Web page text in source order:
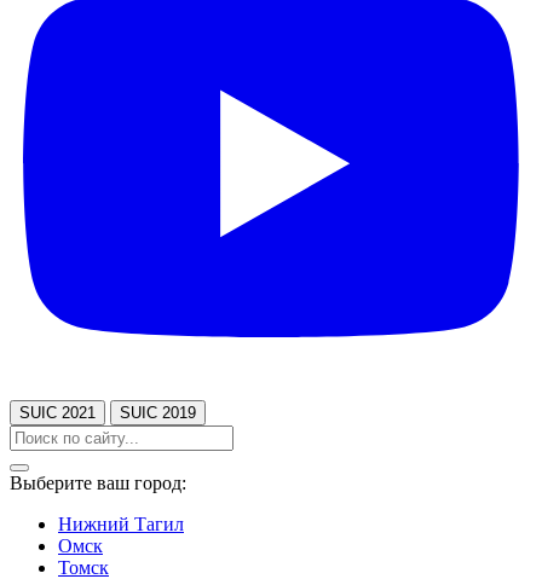
SUIC 2021 SUIC 2019
Выберите ваш город:
Нижний Тагил
Омск
Томск